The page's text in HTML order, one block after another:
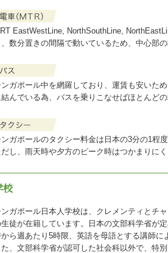
EastWestLine, NorthSouthLine,
数分置きの間隔で動いているため、中心部
ガポール中を網羅しており、運賃も安いた
んでいる為、バスを乗りこなせばほとんど
ガポールのタクシー料金は日本の3分の1程
し、雨天時や夕方のピーク時はつかまりにく
校
ガポール日本人学校は、クレメンティとチ
徒が在籍しています。日本の文部科学省が
ら週あたり5時限、英語を母語とする講師に
、文部科学省が認可した社会科以外で、特